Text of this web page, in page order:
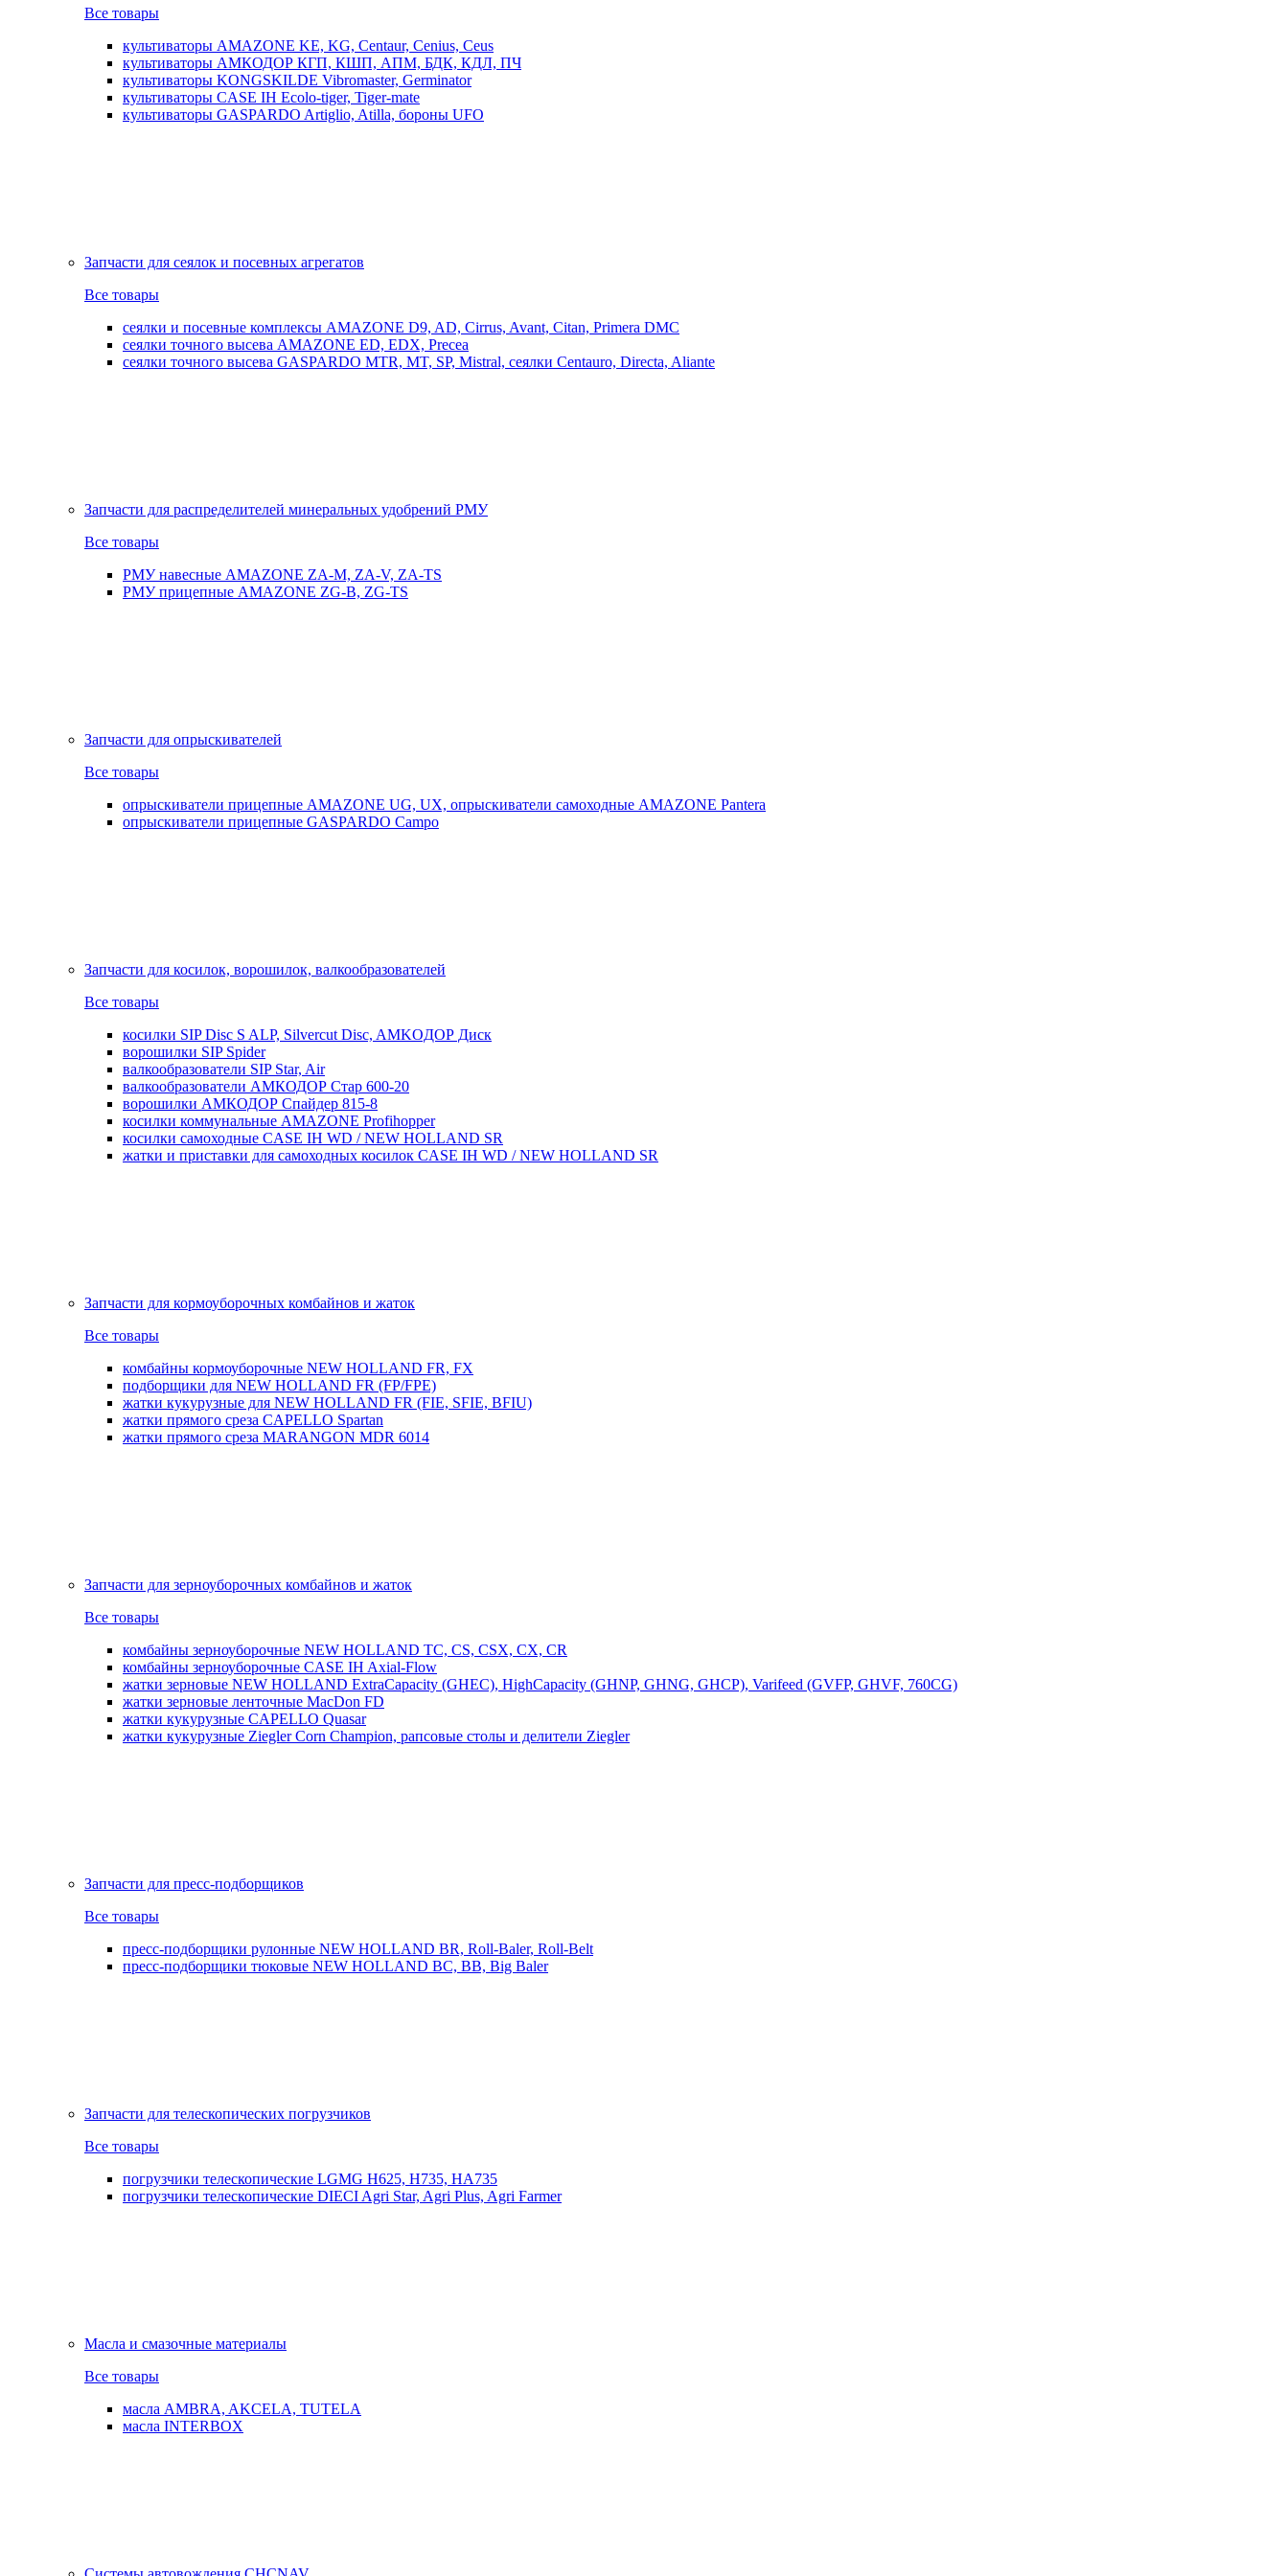
Все товары
культиваторы AMAZONE KE, KG, Centaur, Cenius, Ceus
культиваторы АМКОДОР КГП, КШП, АПМ, БДК, КДЛ, ПЧ
культиваторы KONGSKILDE Vibromaster, Germinator
культиваторы CASE IH Ecolo-tiger, Tiger-mate
культиваторы GASPARDO Artiglio, Atilla, бороны UFO
Запчасти для сеялок и посевных агрегатов
Все товары
сеялки и посевные комплексы AMAZONE D9, AD, Cirrus, Avant, Citan, Primera DMC
сеялки точного высева AMAZONE ED, EDX, Precea
сеялки точного высева GASPARDO MTR, MT, SP, Mistral, сеялки Centauro, Directa, Aliante
Запчасти для распределителей минеральных удобрений РМУ
Все товары
РМУ навесные AMAZONE ZA-M, ZA-V, ZA-TS
РМУ прицепные AMAZONE ZG-B, ZG-TS
Запчасти для опрыскивателей
Все товары
опрыскиватели прицепные AMAZONE UG, UX, опрыскиватели самоходные AMAZONE Pantera
опрыскиватели прицепные GASPARDO Campo
Запчасти для косилок, ворошилок, валкообразователей
Все товары
косилки SIP Disc S ALP, Silvercut Disc, AMKOДОР Диск
ворошилки SIP Spider
валкообразователи SIP Star, Air
валкообразователи АМКОДОР Стар 600-20
ворошилки АМКОДОР Спайдер 815-8
косилки коммунальные AMAZONE Profihopper
косилки самоходные CASE IH WD / NEW HOLLAND SR
жатки и приставки для самоходных косилок CASE IH WD / NEW HOLLAND SR
Запчасти для кормоуборочных комбайнов и жаток
Все товары
комбайны кормоуборочные NEW HOLLAND FR, FX
подборщики для NEW HOLLAND FR (FP/FPE)
жатки кукурузные для NEW HOLLAND FR (FIE, SFIE, BFIU)
жатки прямого среза CAPELLO Spartan
жатки прямого среза MARANGON MDR 6014
Запчасти для зерноуборочных комбайнов и жаток
Все товары
комбайны зерноуборочные NEW HOLLAND TC, CS, CSX, CX, CR
комбайны зерноуборочные CASE IH Axial-Flow
жатки зерновые NEW HOLLAND ExtraCapacity (GHEC), HighCapacity (GHNP, GHNG, GHCP), Varifeed (GVFP, GHVF, 760CG)
жатки зерновые ленточные MacDon FD
жатки кукурузные CAPELLO Quasar
жатки кукурузные Ziegler Corn Champion, рапсовые столы и делители Ziegler
Запчасти для пресс-подборщиков
Все товары
пресс-подборщики рулонные NEW HOLLAND BR, Roll-Baler, Roll-Belt
пресс-подборщики тюковые NEW HOLLAND BC, BB, Big Baler
Запчасти для телескопических погрузчиков
Все товары
погрузчики телескопические LGMG H625, H735, HA735
погрузчики телескопические DIECI Agri Star, Agri Plus, Agri Farmer
Масла и смазочные материалы
Все товары
масла AMBRA, AKCELA, TUTELA
масла INTERBOX